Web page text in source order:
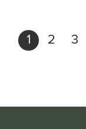
1 2 3